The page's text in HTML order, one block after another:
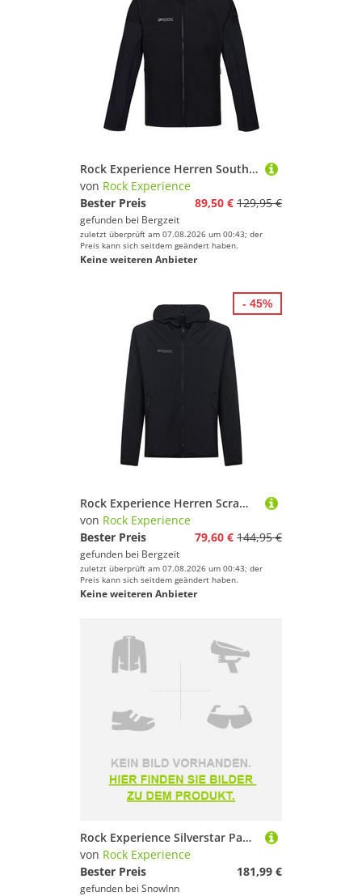
Rock Experience Herren South Face Hoodie Hybrid Jacke
von Rock Experience
Bester Preis
89,50 € 129,95 €
gefunden bei Bergzeit
zuletzt überprüft am 07.08.2026 um 00:43; der
Preis kann sich seitdem geändert haben.
Keine weiteren Anbieter
Rock Experience Herren Scrambler Light Hoodie Jacke
von Rock Experience
Bester Preis
79,60 € 144,95 €
gefunden bei Bergzeit
zuletzt überprüft am 07.08.2026 um 00:43; der
Preis kann sich seitdem geändert haben.
Keine weiteren Anbieter
- 45%
Rock Experience Silverstar Pants Schwarz S Frau
von Rock Experience
Bester Preis
181,99 €
gefunden bei SnowInn